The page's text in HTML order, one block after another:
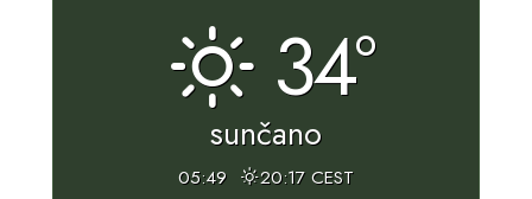
34°
sunčano
05:49 20:17 CEST